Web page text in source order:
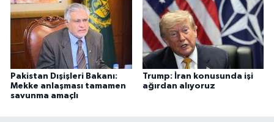
Pakistan Dışişleri Bakanı:
Mekke anlaşması tamamen
savunma amaçlı
Trump: İran konusunda işi
ağırdan alıyoruz